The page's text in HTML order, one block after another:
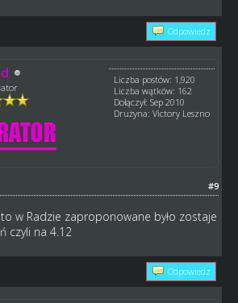
Odpowiedz
Liczba postów: 1,920
Liczba wątków: 162
Dołączył: Sep 2010
Drużyna: Victory Leszno
#9
w Radzie zaproponowane było zostaje
czyli na 4.12
Odpowiedz